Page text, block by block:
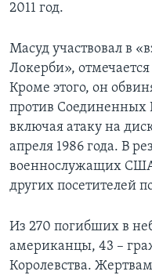
2011 год.
Масуд участвовал в
Локерби»,
Кроме этого, он
против Соединенных
включая атаку на
апреля 1986 года. В
военнослужащих
других посетителей
Из 270 погибших в
американцы, 43 –
Королевства.